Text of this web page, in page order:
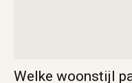
Welke woonstijl